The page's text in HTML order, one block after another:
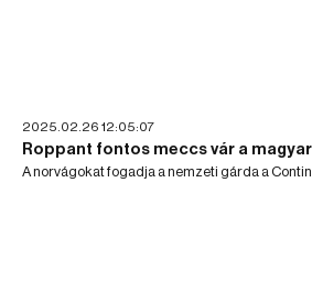
2025.02.26 12:05:07
Roppant fontos meccs vár a
A norvágokat fogadja a nemzeti gárda a